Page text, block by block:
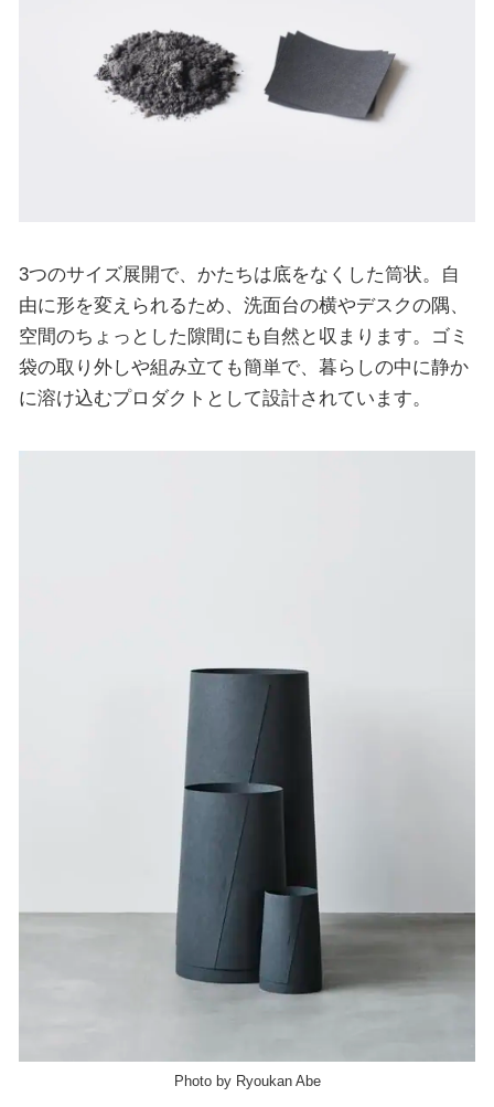
3つのサイズ展開で、かたちは底をなくした筒状。自
由に形を変えられるため、洗面台の横やデスクの隅、
空間のちょっとした隙間にも自然と収まります。ゴミ
袋の取り外しや組み立ても簡単で、暮らしの中に静か
に溶け込むプロダクトとして設計されています。
Photo by Ryoukan Abe